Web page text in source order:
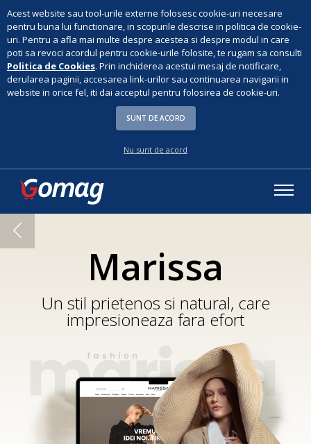
Acest website sau tool-urile externe folosesc cookie-uri necesare
pentru buna lui functionare, in scopurile descrise in politica de cookie-
uri. Pentru a afla mai multe despre acestea si despre modul in care
poti sa revoci acordul pentru cookie-urile folosite, te rugam sa consulti
Politica de Cookies. Prin inchiderea acestui mesaj de notificare,
derularea paginii, accesarea link-urilor sau continuarea navigarii in
website in orice fel, iti dai acceptul pentru folosirea de cookie-uri.
SUNT DE ACORD
Nu sunt de acord
Marissa
Un stil prietenos si natural, care
impresioneaza fara efort